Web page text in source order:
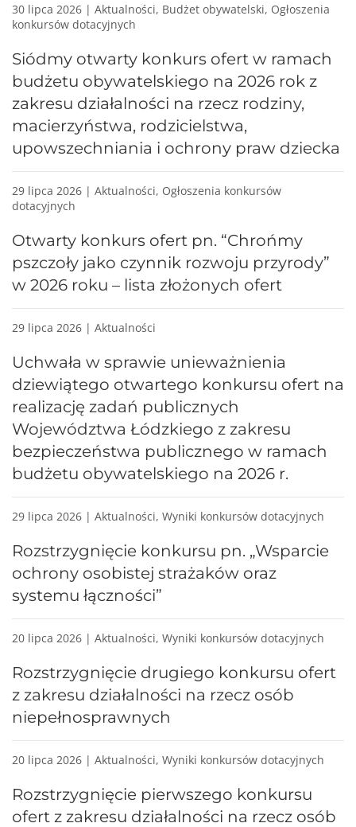
30 lipca 2026 | Aktualności, Budżet obywatelski, Ogłoszenia
konkursów dotacyjnych
Siódmy otwarty konkurs ofert w ramach
budżetu obywatelskiego na 2026 rok z
zakresu działalności na rzecz rodziny,
macierzyństwa, rodzicielstwa,
upowszechniania i ochrony praw dziecka
29 lipca 2026 | Aktualności, Ogłoszenia konkursów
dotacyjnych
Otwarty konkurs ofert pn. “Chrońmy
pszczoły jako czynnik rozwoju przyrody”
w 2026 roku – lista złożonych ofert
29 lipca 2026 | Aktualności
Uchwała w sprawie unieważnienia
dziewiątego otwartego konkursu ofert na
realizację zadań publicznych
Województwa Łódzkiego z zakresu
bezpieczeństwa publicznego w ramach
budżetu obywatelskiego na 2026 r.
29 lipca 2026 | Aktualności, Wyniki konkursów dotacyjnych
Rozstrzygnięcie konkursu pn. „Wsparcie
ochrony osobistej strażaków oraz
systemu łączności”
20 lipca 2026 | Aktualności, Wyniki konkursów dotacyjnych
Rozstrzygnięcie drugiego konkursu ofert
z zakresu działalności na rzecz osób
niepełnosprawnych
20 lipca 2026 | Aktualności, Wyniki konkursów dotacyjnych
Rozstrzygnięcie pierwszego konkursu
ofert z zakresu działalności na rzecz osób